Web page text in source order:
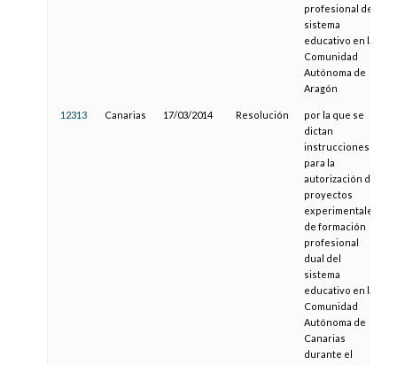
profesional del
sistema
educativo en la
Comunidad
Autónoma de
Aragón
12313 Canarias 17/03/2014 Resolución
por la que se
dictan
instrucciones
para la
autorización de
proyectos
experimentales
de formación
profesional
dual del
sistema
educativo en la
Comunidad
Autónoma de
Canarias
durante el